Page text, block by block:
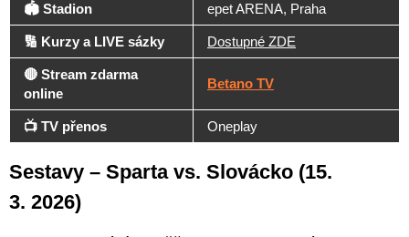
🏟️ Stadion epet ARENA, Praha
🔢 Kurzy a LIVE sázky Dostupné ZDE
🔴 Stream zdarma
online
Betano TV
📺 TV přenos Oneplay
Sestavy – Sparta vs. Slovácko (15.
3. 2026)